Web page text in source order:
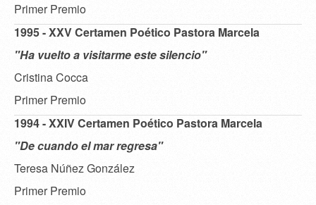
Primer Premio
1995 - XXV Certamen Poético Pastora Marcela
"Ha vuelto a visitarme este silencio"
Cristina Cocca
Primer Premio
1994 - XXIV Certamen Poético Pastora Marcela
"De cuando el mar regresa"
Teresa Núñez González
Primer Premio